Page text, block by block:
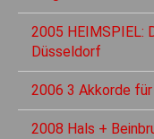
2005 HEIMSPIEL:
Düsseldorf
2006 3 Akkorde
2008 Hals +